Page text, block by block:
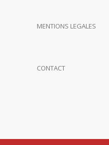
MENTIONS LEGALES
CONTACT